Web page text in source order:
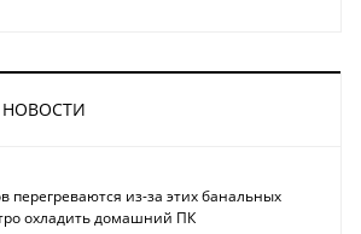
перегреваются из-за этих банальных
охладить домашний ПК